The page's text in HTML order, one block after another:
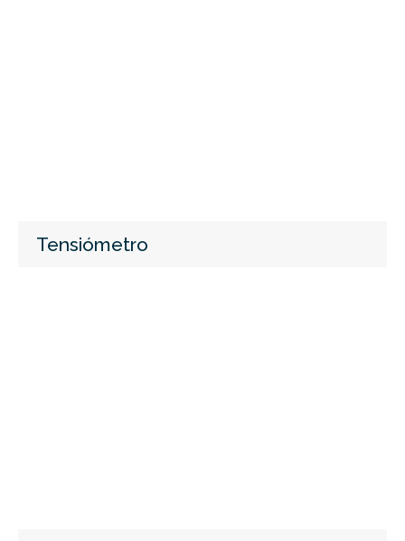
Tensiómetro